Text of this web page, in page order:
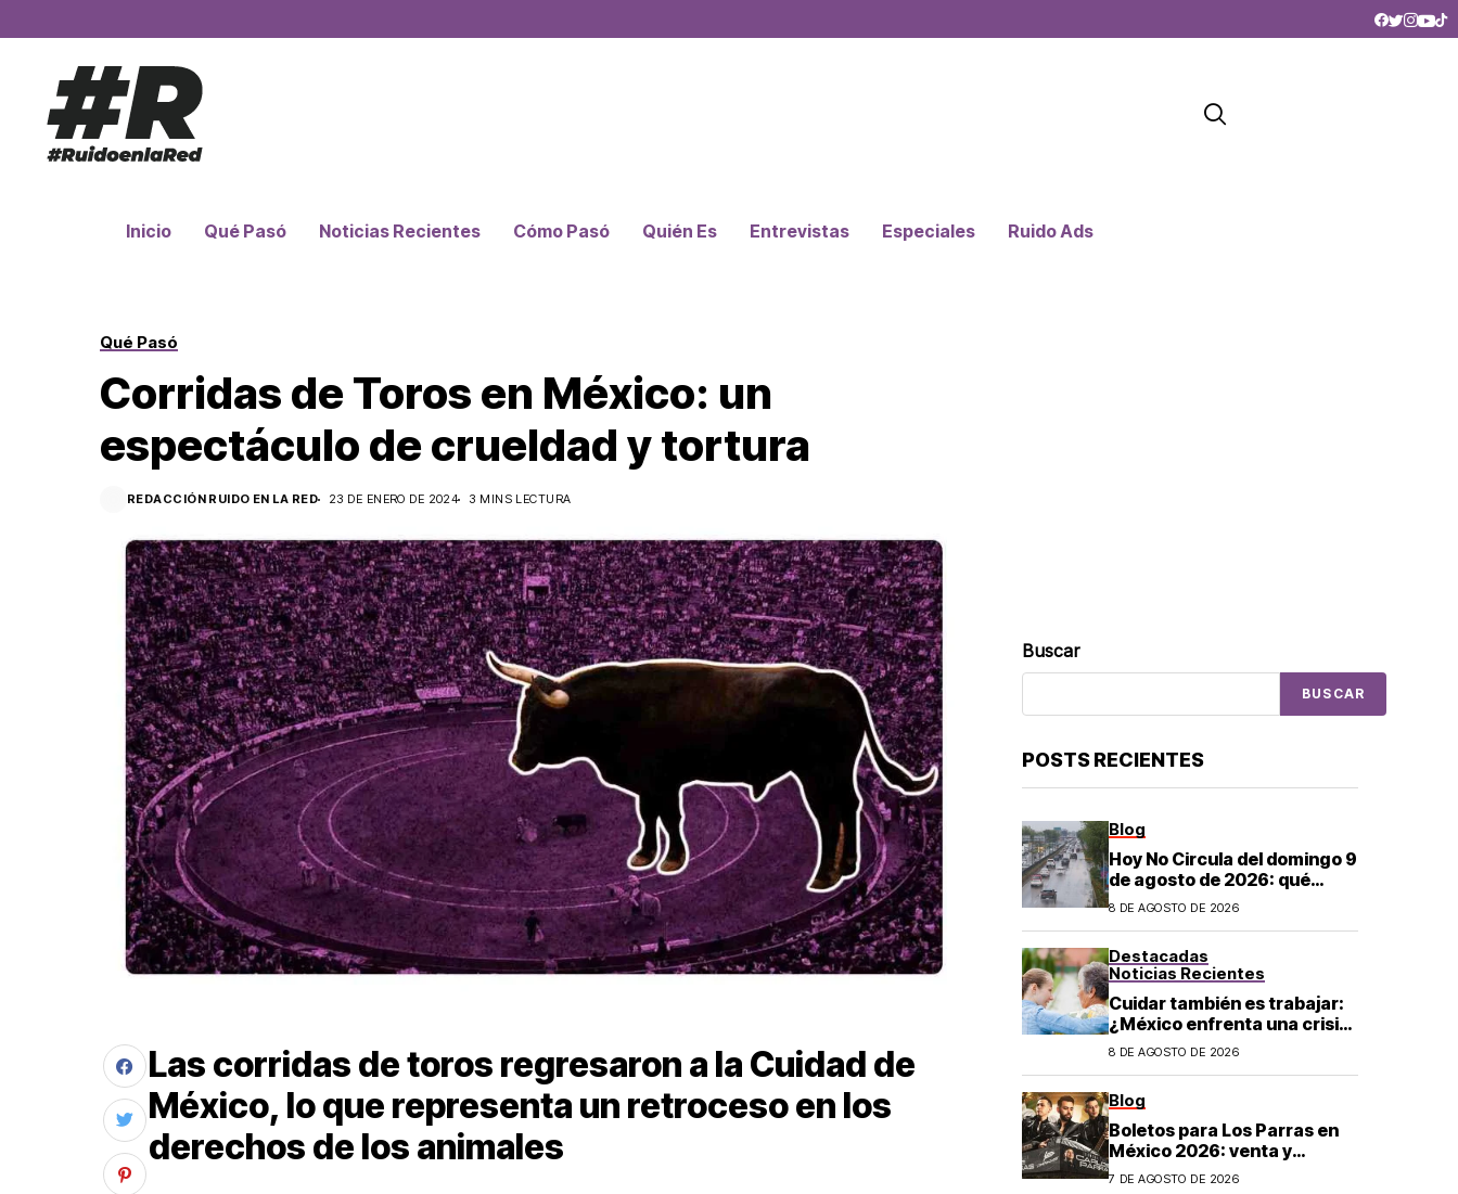
Inicio Qué Pasó Noticias Recientes Cómo Pasó Quién Es Entrevistas Especiales Ruido Ads
Qué Pasó
Corridas de Toros en México: un
espectáculo de crueldad y tortura
REDACCIÓN RUIDO EN LA RED 23 DE ENERO DE 2024 3 MINS LECTURA
Las corridas de toros regresaron a la Cuidad de
México, lo que representa un retroceso en los
derechos de los animales
Buscar
BUSCAR
POSTS RECIENTES
Blog
Hoy No Circula del domingo 9
de agosto de 2026: qué
autos descansan y no
los horarios oficiales
8 DE AGOSTO DE 2026
Destacadas
Noticias Recientes
Cuidar también es trabajar:
¿México enfrenta una crisis
de cuidados?
8 DE AGOSTO DE 2026
Blog
Boletos para Los Parras en
México 2026: venta y
precios
7 DE AGOSTO DE 2026